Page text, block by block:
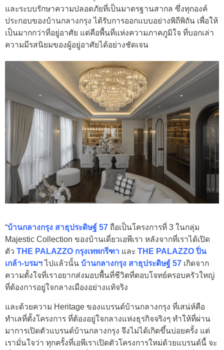
และระบบรักษาความปลอดภัยที่เป็นมาตรฐานสากล ซึ่งทุกองค์
ประกอบของบ้านกลางกรุง ได้รับการออกแบบอย่างพิถีพิถัน เพื่อให้
เป็นมากกว่าที่อยู่อาศัย แต่คือพื้นที่แห่งความภาคภูมิใจ ที่บอกเล่า
ความมีรสนิยมของผู้อยู่อาศัยได้อย่างชัดเจน
“บ้านกลางกรุง สาธุประดิษฐ์ 57 ถือเป็นโครงการที่ 3 ในกลุ่ม
Majestic Collection ของบ้านเดี่ยวเอพีเรา หลังจากที่เราได้เปิด
ตัว THE PALAZZO กรุงเทพกรีฑา และ THE PALAZZO ปิ่น
เกล้า-บรมฯไปแล้วนั้น บ้านกลางกรุง สาธุประดิษฐ์ 57 เกิดจาก
ความตั้งใจที่เราอยากส่งมอบพื้นที่ชีวิตที่ตอบโจทย์ครอบครัวใหญ่
ที่ต้องการอยู่ใจกลางเมืองอย่างแท้จริง
และด้วยความ Heritage ของแบรนด์บ้านกลางกรุง ที่เสน่ห์คือ
ทำเลที่ตั้งโครงการ ที่ต้องอยู่ใจกลางแห่งธุรกิจจริงๆ ทำให้ที่ผ่าน
มาการเปิดตัวแบรนด์บ้านกลางกรุง จึงไม่ได้เกิดขึ้นบ่อยครั้ง แต่
เรามั่นใจว่า ทุกครั้งที่เอพีเราเปิดตัวโครงการใหม่ด้วยแบรนด์นี้ จะ